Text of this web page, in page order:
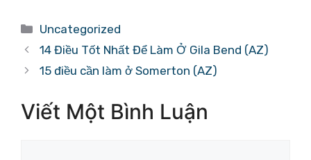
Danh
mục
Uncategorized
14 Điều Tốt Nhất Để Làm Ở Gila Bend (AZ)
15 điều cần làm ở Somerton (AZ)
Viết Một Bình Luận